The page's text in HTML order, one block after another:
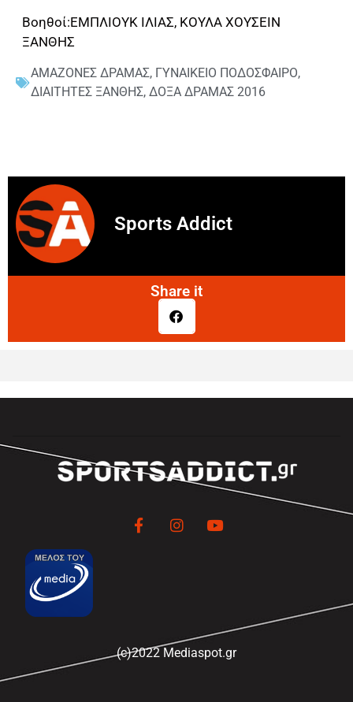
Βοηθοί:ΕΜΠΛΙΟΥΚ ΙΛΙΑΣ, ΚΟΥΛΑ ΧΟΥΣΕΙΝ
ΞΑΝΘΗΣ
ΑΜΑΖΟΝΕΣ ΔΡΑΜΑΣ, ΓΥΝΑΙΚΕΙΟ ΠΟΔΟΣΦΑΙΡΟ,
ΔΙΑΙΤΗΤΕΣ ΞΑΝΘΗΣ, ΔΟΞΑ ΔΡΑΜΑΣ 2016
Sports Addict
Share it
(c)2022 Mediaspot.gr